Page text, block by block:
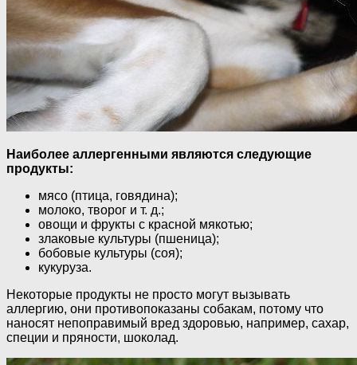
Наиболее аллергенными являются следующие
продукты:
мясо (птица, говядина);
молоко, творог и т. д.;
овощи и фрукты с красной мякотью;
злаковые культуры (пшеница);
бобовые культуры (соя);
кукуруза.
Некоторые продукты не просто могут вызывать
аллергию, они противопоказаны собакам, потому что
наносят непоправимый вред здоровью, например, сахар,
специи и пряности, шоколад.